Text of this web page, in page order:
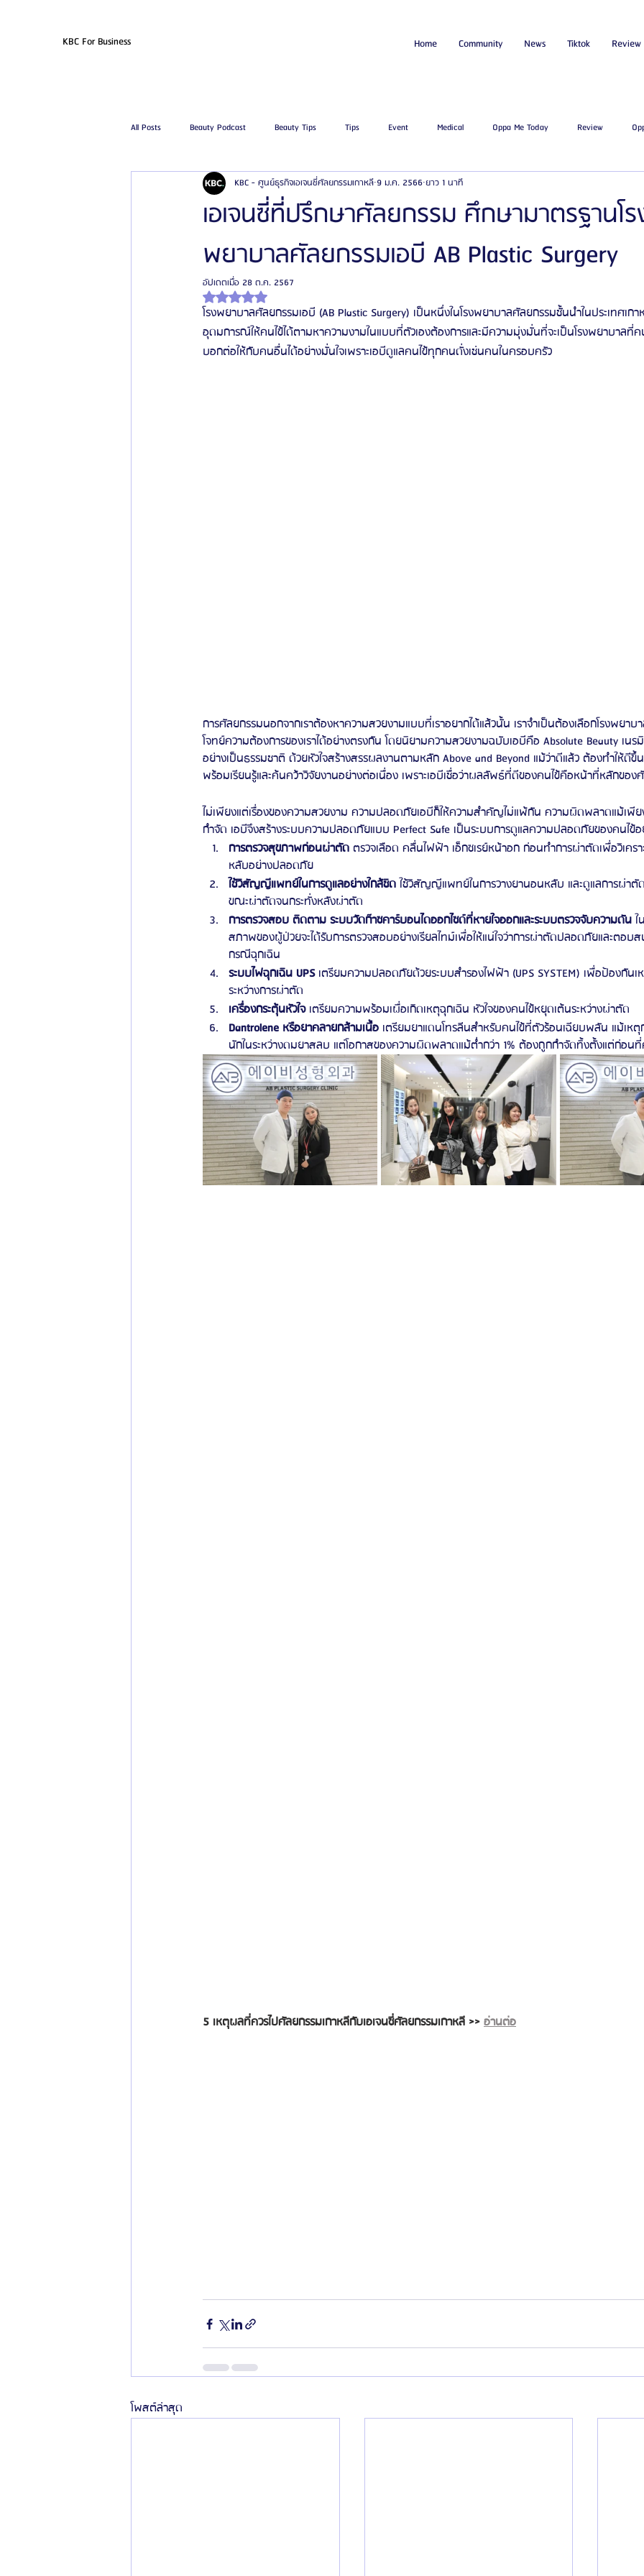
Home Community News Tiktok Review
KBC For Business
All Posts Beauty Podcast Beauty Tips Tips Event Medical Oppa Me Today Review
รีวิวศัลยกรรมฉีดไขมัน รีวิวศัลยกรรมดูดไขมัน โรงพยาบาลศัลยกรรมเอท็อป
โรงพยาบาลศัลยกรรมจีเอ็นจี โรงพยาบาลศัลยกรรมอิมเมจอัพ โรงพยาบาลศัลยกรรมเจดับเ
รีวิวศัลยกรรมผู้ชาย โรงพยาบาลศัลยกรรมมาอิน
ข่าวสารศัลยกรรมเกาหลี รีวิวดูดไขมัน รีวิวดูดไขมันหน้า รีวิวดูดไขมันเหนียง
เอเจนซี่ที่ปรึกษาศัลยกรรม ศึกษามาตรฐานโ
พยาบาลศัลยกรรมเอบี AB Plastic Surgery
KBC - ศูนย์ธุรกิจเอเจนซี่ศัลยกรรมเกาหลี 9 ม.ค. 2566ยาว 1 นาที
อัปเดตเมื่อ 28 ต.ค. 2567
ได้รับ NaN เต็ม 5 ดาว
โรงพยาบาลศัลยกรรมเอบี (AB Plastic Surgery) เป็นหนึ่งในโรงพยาบาลศัลยกรรมชั้นนำในประเทศเกา
อุดมการณ์ให้คนไข้ได้ตามหาความงามในแบบที่ตัวเองต้องการและมีความมุ่งมั่นที่จะเป็นโรงพยาบาลที่ค
บอกต่อให้กับคนอื่นได้อย่างมั่นใจเพราะเอบีดูแลคนไข้ทุกคนดั่งเช่นคนในครอบครัว
การศัลยกรรมนอกจากเราต้องหาความสวยงามแบบที่เราอยากได้แล้วนั้น เราจำเป็นต้องเลือกโรงพยา
โจทย์ความต้องการของเราได้อย่างตรงกัน โดยนิยามความสวยงามฉบับเอบีคือ Absolute Beauty เน
อย่างเป็นธรรมชาติ ด้วยหัวใจสร้างสรรผลงานตามหลัก Above and Beyond แม้ว่าดีแล้ว ต้องทำให้
พร้อมเรียนรู้และค้นคว้าวิจัยงานอย่างต่อเนื่อง เพราะเอบีเชื่อว่าผลลัพธ์ที่ดีของคนไข้คือหน้าที่หลักขอ
ไม่เพียงแต่เรื่องของความสวยงาม ความปลอดภัยเอบีก็ให้ความสำคัญไม่แพ้กัน ความผิดพลาดแม้เพี
กำจัด เอบีจึงสร้างระบบความปลอดภัยแบบ Perfect Safe เป็นระบบการดูแลความปลอดภัยของคนไข้
การตรวจสุขภาพก่อนผ่าตัด ตรวจเลือด คลื่นไฟฟ้า เอ็กซเรย์หน้าอก ก่อนทำการผ่าตัดเพื่อวิเคร
หลับอย่างปลอดภัย
ใช้วิสัญญีแพทย์ในการดูแลอย่างใกล้ชิด ใช้วิสัญญีแพทย์ในการวางยานอนหลับ และดูแลการผ่าตั
ขณะผ่าตัดจนกระทั่งหลังผ่าตัด
การตรวจสอบ ติดตาม ระบบวัดก๊าซคาร์บอนไดออกไซด์ที่หายใจออกและระบบตรวจจับความดัน
สภาพของผู้ป่วยจะได้รับการตรวจสอบอย่างเรียลไทม์เพื่อให้แน่ใจว่าการผ่าตัดปลอดภัยและตอบส
กรณีฉุกเฉิน
ระบบไฟฉุกเฉิน UPS เตรียมความปลอดภัยด้วยระบบสำรองไฟฟ้า (UPS SYSTEM) เพื่อป้องกั
ระหว่างการผ่าตัด
เครื่องกระตุ้นหัวใจ เตรียมความพร้อมเผื่อเกิดเหตุฉุกเฉิน หัวใจของคนไข้หยุดเต้นระหว่างผ่าตัด
Dantrolene หรือยาคลายกล้ามเนื้อ เตรียมยาแดนโทรลีนสำหรับคนไข้ที่ตัวร้อนเฉียบพลัน แม้เห
นักในระหว่างดมยาสลบ แต่โอกาสของความผิดพลาดแม้ต่ำกว่า 1% ต้องถูกกำจัดทิ้งตั้งแต่ก่อนที่
5 เหตุผลที่ควรไปศัลยกรรมเกาหลีกับเอเจนซี่ศัลยกรรมเกาหลี >> อ่านต่อ
โพสต์ล่าสุด